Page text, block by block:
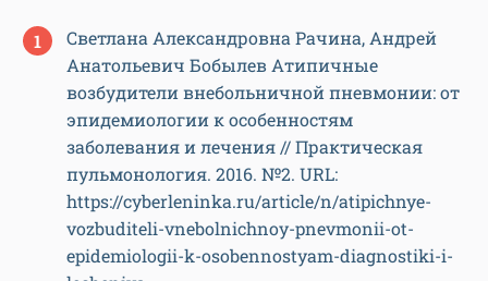
Светлана Александровна Рачина, Андрей
Анатольевич Бобылев Атипичные
возбудители внебольничной пневмонии: от
эпидемиологии к особенностям
заболевания и лечения // Практическая
пульмонология. 2016. №2. URL:
https://cyberleninka.ru/article/n/atipichnye-
vozbuditeli-vnebolnichnoy-pnevmonii-ot-
epidemiologii-k-osobennostyam-diagnostiki-i-